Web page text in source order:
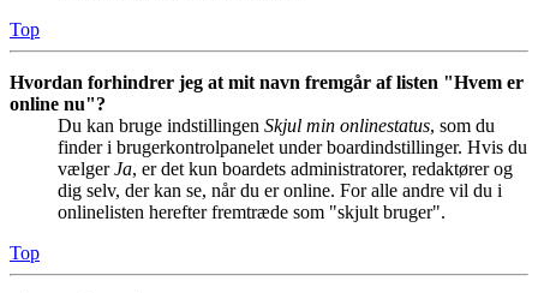
Top
Hvordan forhindrer jeg at mit navn fremgår af listen "Hvem er
online nu"?
Du kan bruge indstillingen Skjul min onlinestatus, som du
finder i brugerkontrolpanelet under boardindstillinger. Hvis du
vælgerJa, er det kun boardets administratorer, redaktører og
dig selv, der kan se, når du er online. For alle andre vil du i
onlinelisten herefter fremtræde som "skjult bruger".
Top